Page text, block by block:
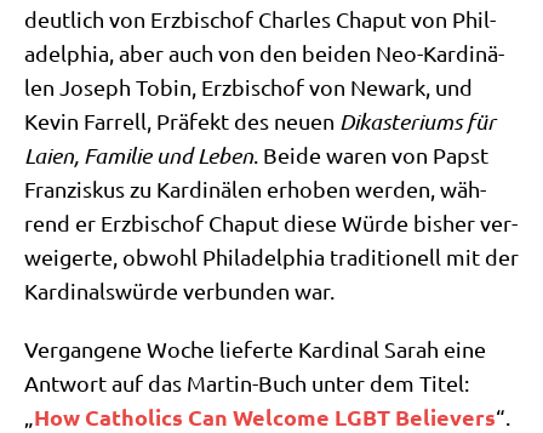
deut­lich von Erz­bi­schof Charles Cha­put von Phil­
adel­phia, aber auch von den bei­den Neo-Kar­di­nä­
len Joseph Tobin, Erz­bi­schof von Newark, und
Kevin Far­rell, Prä­fekt des neu­en Dik­aste­ri­ums für
Lai­en, Fami­lie und Leben. Bei­de waren von Papst
Fran­zis­kus zu Kar­di­nä­len erho­ben wer­den, wäh­
rend er Erz­bi­schof Cha­put die­se Wür­de bis­her ver­
wei­ger­te, obwohl Phil­adel­phia tra­di­tio­nell mit der
Kar­di­nals­wür­de ver­bun­den war.
Ver­gan­ge­ne Woche lie­fer­te Kar­di­nal Sarah eine
Ant­wort auf das Mar­tin-Buch unter dem Titel:
„How Catho­lics Can Wel­co­me LGBT Belie­vers“.